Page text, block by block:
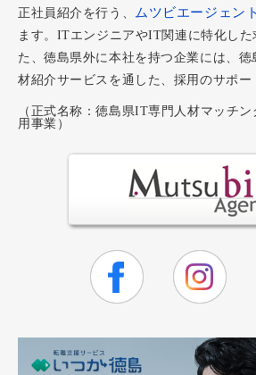
正社員紹介を行う、
ムツビエージェン
ます。ITエンジニアやIT関連に特化した
た、徳島県外に本社を持つ企業には、徳
材紹介サービスを通した、採用のサポー
（正式名称：徳島県IT専門人材マッチ
用事業）